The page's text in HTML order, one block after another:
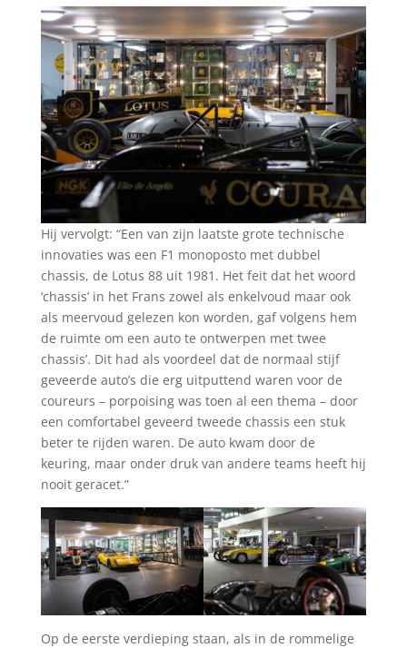
Hij vervolgt: “Een van zijn laatste grote technische
innovaties was een F1 monoposto met dubbel
chassis, de Lotus 88 uit 1981. Het feit dat het woord
‘chassis’ in het Frans zowel als enkelvoud maar ook
als meervoud gelezen kon worden, gaf volgens hem
de ruimte om een auto te ontwerpen met twee
chassis’. Dit had als voordeel dat de normaal stijf
geveerde auto’s die erg uitputtend waren voor de
coureurs – porpoising was toen al een thema – door
een comfortabel geveerd tweede chassis een stuk
beter te rijden waren. De auto kwam door de
keuring, maar onder druk van andere teams heeft hij
nooit geracet.”
Op de eerste verdieping staan, als in de rommelige